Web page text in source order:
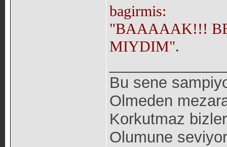
bagirmis:
"BAAAAAK!!!
MIYDIM".
Bu sene
Olmeden
Korkutmaz
Olumune